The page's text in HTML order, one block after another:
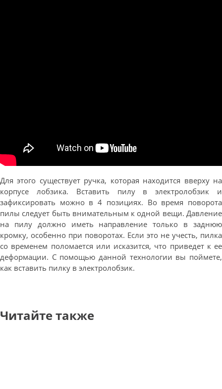
Для этого существует ручка, которая находится вверху на
корпусе лобзика. Вставить пилу в электролобзик и
зафиксировать можно в 4 позициях. Во время поворота
пилы следует быть внимательным к одной вещи. Давление
на пилу должно иметь направление только в заднюю
кромку, особенно при поворотах. Если это не учесть, пилка
со временем поломается или исказится, что приведет к ее
деформации. С помощью данной технологии вы поймете,
как вставить пилку в электролобзик.
Читайте также